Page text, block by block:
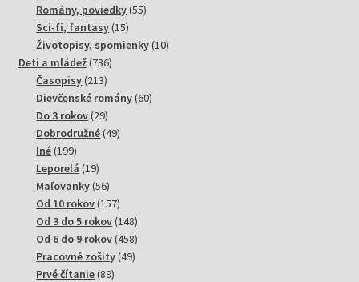
produktov
Romány, poviedky 5555
Sci-fi, fantasy 1515
produktov
Životopisy, spomienky 1010
Deti a mládež 736736
Časopisy 213213
produktov
Dievčenské romány 6060
Do 3 rokov 2929
produktov
Dobrodružné 4949
Iné 199199
produktov
Leporelá 1919
produktov
Maľovanky 5656
produktov
Od 10 rokov 157157
produktov
Od 3 do 5 rokov 148148
produktov
Od 6 do 9 rokov 458458
produktov
Pracovné zošity 4949
Prvé čítanie 8989